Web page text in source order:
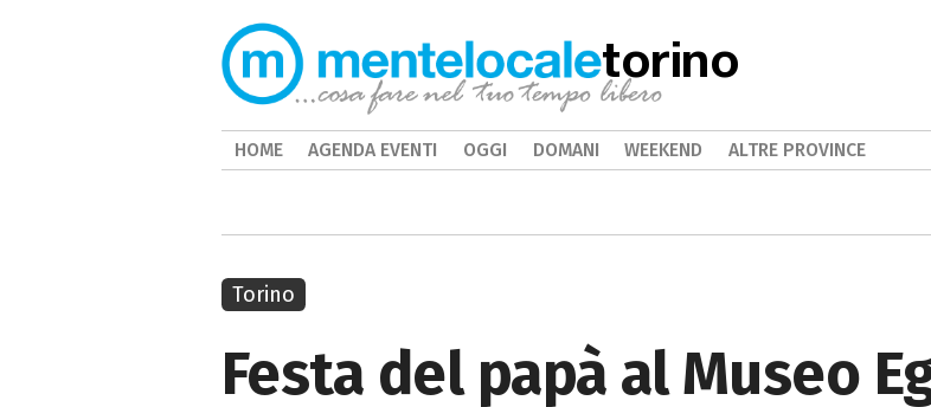
Festa del papà al Museo
Torino
torino
HOME AGENDA EVENTI OGGI DOMANI WEEKEND ALTRE PROVINCE